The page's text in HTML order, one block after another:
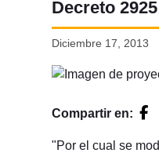
Decreto
Diciembre 17, 2013
Compartir en:
"Por el cual se